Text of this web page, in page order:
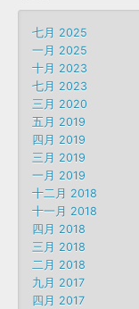
七月 2025
一月 2025
十月 2023
七月 2023
三月 2020
五月 2019
四月 2019
三月 2019
一月 2019
十二月 2018
十一月 2018
四月 2018
三月 2018
二月 2018
九月 2017
四月 2017